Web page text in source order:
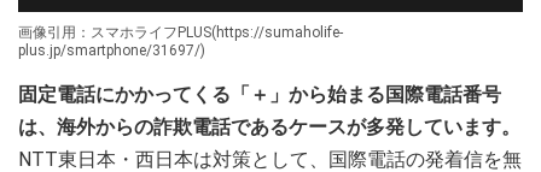
画像引用：スマホライフPLUS(https://sumaholife-
plus.jp/smartphone/31697/)
固定電話にかかってくる「＋」から始まる国際電話番号
は、海外からの詐欺電話であるケースが多発しています。
NTT東日本・西日本は対策として、国際電話の発着信を無